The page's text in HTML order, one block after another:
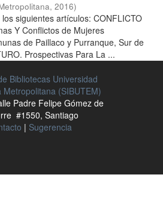
, 2016)
siguientes artículos: CONFLICTO
Y Conflictos de Mujeres
de Paillaco y Purranque, Sur de
Prospectivas Para La ...
Bibliotecas Universidad
Metropolitana (SIBUTEM)
Padre Felipe Gómez de
#1550, Santiago
| Sugerencia